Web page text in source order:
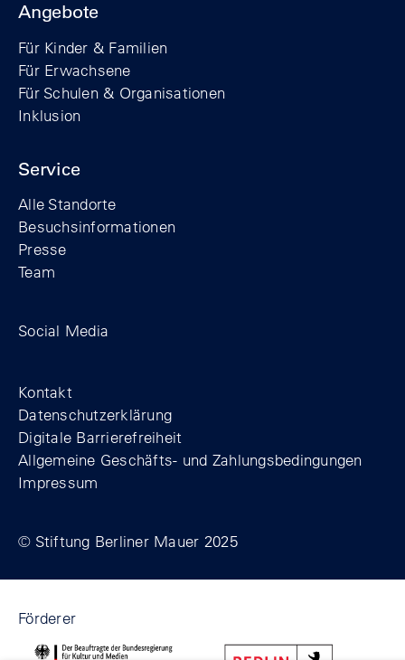
Angebote
Für Kinder & Familien
Für Erwachsene
Für Schulen & Organisationen
Inklusion
Service
Alle Standorte
Besuchsinformationen
Presse
Team
Social Media
Kontakt
Datenschutzerklärung
Digitale Barrierefreiheit
Allgemeine Geschäfts- und Zahlungsbedingungen
Impressum
© Stiftung Berliner Mauer 2025
Förderer